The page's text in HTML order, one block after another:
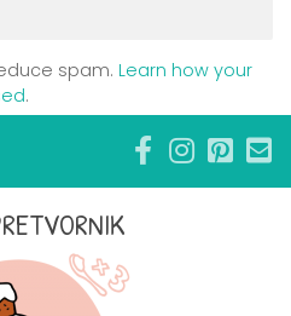
spam. Learn how your
.